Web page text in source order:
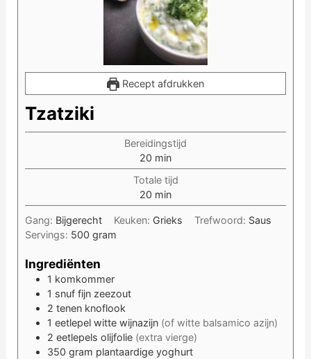
Recept afdrukken
Tzatziki
Bereidingstijd
20 minuten
min
Totale tijd
20 minuten
min
Gang: Bijgerecht Keuken: Grieks Trefwoord: Saus
Servings: 500 gram
Ingrediënten
1 komkommer
1 snuf fijn zeezout
2 tenen knoflook
1 eetlepel witte wijnazijn (of witte balsamico azijn)
2 eetlepels olijfolie (extra vierge)
350 gram plantaardige yoghurt